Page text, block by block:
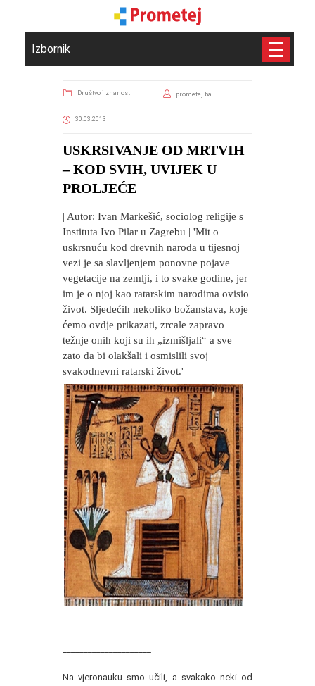
Izbornik
Društvo i znanost prometej.ba
30.03.2013
USKRSIVANJE OD MRTVIH
– KOD SVIH, UVIJEK U
PROLJEĆE
| Autor: Ivan Markešić, sociolog religije s
Instituta Ivo Pilar u Zagrebu | 'Mit o
uskrsnuću kod drevnih naroda u tijesnoj
vezi je sa slavljenjem ponovne pojave
vegetacije na zemlji, i to svake godine, jer
im je o njoj kao ratarskim narodima ovisio
život. Sljedećih nekoliko božanstava, koje
ćemo ovdje prikazati, zrcale zapravo
težnje onih koji su ih „izmišljali“ a sve
zato da bi olakšali i osmislili svoj
svakodnevni ratarski život.'
Na vjeronauku smo učili, a svakako neki od